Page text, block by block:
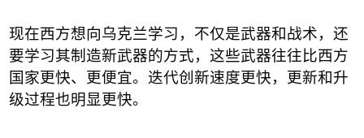
现在西方想向乌克兰学习，不仅是武器和战术，还
要学习其制造新武器的方式，这些武器往往比西方
国家更快、更便宜。迭代创新速度更快，更新和升
级过程也明显更快。